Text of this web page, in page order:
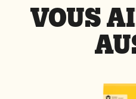
VOUS